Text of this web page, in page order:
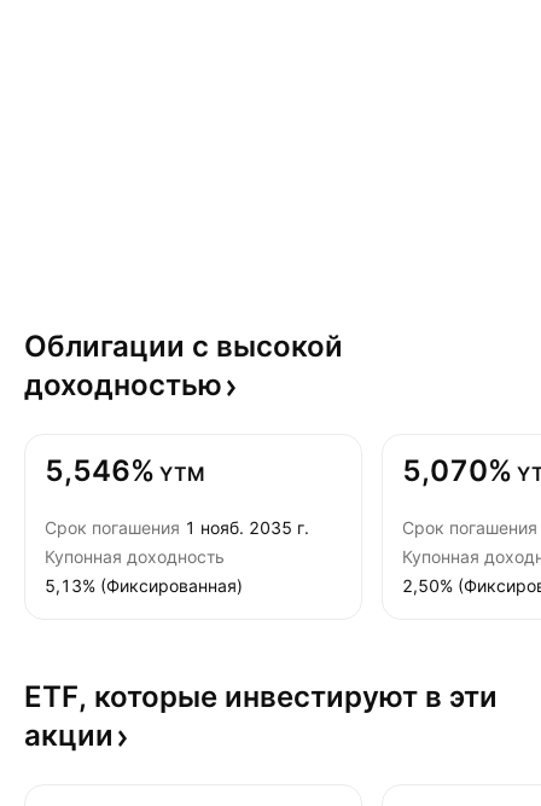
Облигации с высокой
доходностью
5,546% YTM
Срок погашения 1 нояб. 2035 г.
Купонная доходность
5,13% (Фиксированная)
5,070%
Срок погашения
Купонная
2,50%
ETF, которые инвестируют в эти
акции